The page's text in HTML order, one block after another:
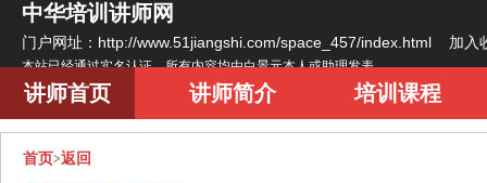
中华培训讲师网
门户网址：http://www.51jiangshi.com/space_457/index.html 加入
本站已经通过实名认证，所有内容均由白景元本人或助理发表
讲师首页 讲师简介 培训课程
首页>返回